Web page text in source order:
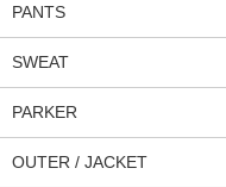
PANTS
SWEAT
PARKER
OUTER / JACKET